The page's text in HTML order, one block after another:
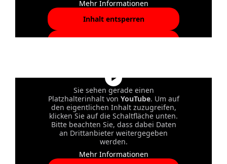
Mehr Informationen
Inhalt entsperren
Sie sehen gerade einen
Platzhalterinhalt von YouTube. Um auf
den eigentlichen Inhalt zuzugreifen,
klicken Sie auf die Schaltfläche unten.
Bitte beachten Sie, dass dabei Daten
an Drittanbieter weitergegeben
werden.
Mehr Informationen